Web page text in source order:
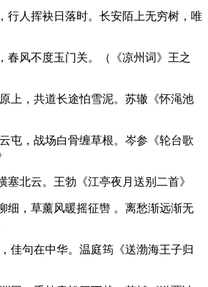
行人挥袂日落时。长安陌上无穷树，唯
春风不度玉门关。（《凉州词》王之
上，共道长途怕雪泥。苏辙《怀渑池
屯，战场白骨缠草根。岑参《轮台歌
塞北云。王勃《江亭夜月送别二首》
细，草薰风暖摇征辔 。离愁渐远渐无
佳句在中华。温庭筠《送渤海王子归